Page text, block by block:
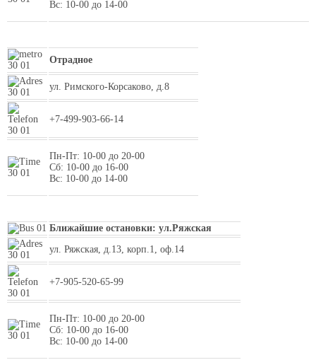
Вс: 10-00 до 14-00
Отрадное
ул. Римского-Корсаково, д.8
+7-499-903-66-14
Пн-Пт: 10-00 до 20-00
Сб: 10-00 до 16-00
Вс: 10-00 до 14-00
Ближайшие остановки: ул.Ряжская
ул. Ряжская, д.13, корп.1, оф.14
+7-905-520-65-99
Пн-Пт: 10-00 до 20-00
Сб: 10-00 до 16-00
Вс: 10-00 до 14-00